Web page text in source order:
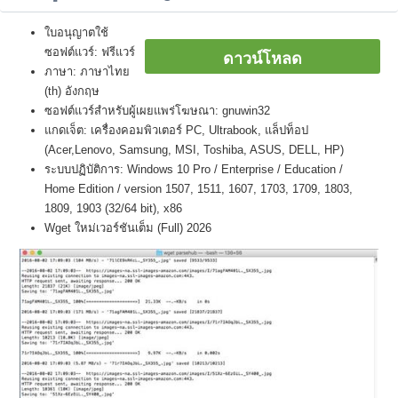
ดาวน์โหลด
ใบอนุญาตใช้
ซอฟต์แวร์: ฟรีแวร์
ภาษา: ภาษาไทย
(th) อังกฤษ
ซอฟต์แวร์สำหรับผู้เผยแพร่โฆษณา: gnuwin32
แกดเจ็ต: เครื่องคอมพิวเตอร์ PC, Ultrabook, แล็ปท็อป
(Acer,Lenovo, Samsung, MSI, Toshiba, ASUS, DELL, HP)
ระบบปฏิบัติการ: Windows 10 Pro / Enterprise / Education /
Home Edition / version 1507, 1511, 1607, 1703, 1709, 1803,
1809, 1903 (32/64 bit), x86
Wget ใหม่เวอร์ชันเต็ม (Full) 2026